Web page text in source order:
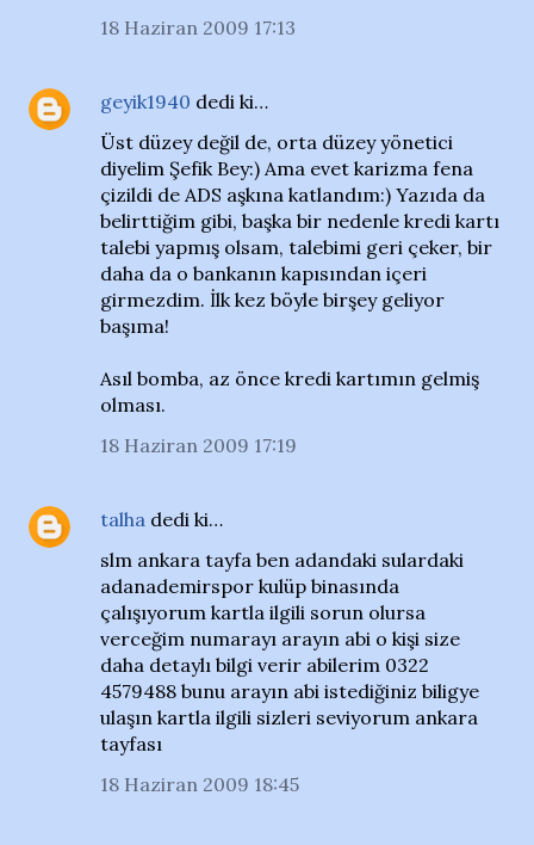
18 Haziran 2009 17:13
geyik1940 dedi ki…
Üst düzey değil de, orta düzey yönetici
diyelim Şefik Bey:) Ama evet karizma fena
çizildi de ADS aşkına katlandım:) Yazıda da
belirttiğim gibi, başka bir nedenle kredi kartı
talebi yapmış olsam, talebimi geri çeker, bir
daha da o bankanın kapısından içeri
girmezdim. İlk kez böyle birşey geliyor
başıma!
Asıl bomba, az önce kredi kartımın gelmiş
olması.
18 Haziran 2009 17:19
talha dedi ki…
slm ankara tayfa ben adandaki sulardaki
adanademirspor kulüp binasında
çalışıyorum kartla ilgili sorun olursa
verceğim numarayı arayın abi o kişi size
daha detaylı bilgi verir abilerim 0322
4579488 bunu arayın abi istediğiniz biligye
ulaşın kartla ilgili sizleri seviyorum ankara
tayfası
18 Haziran 2009 18:45